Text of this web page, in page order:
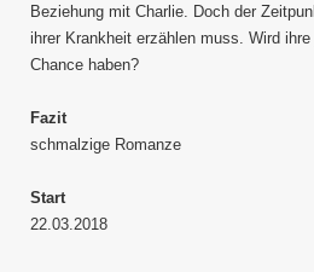
Beziehung mit Charlie. Doch der
ihrer Krankheit erzählen muss. Wird
Chance haben?
Fazit
schmalzige Romanze
Start
22.03.2018